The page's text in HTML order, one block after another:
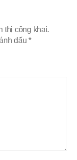
thị công khai.
dấu*